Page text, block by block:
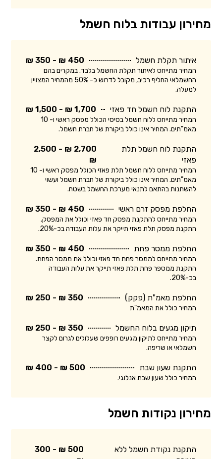
מחירון עבודות בלוח חשמל
איתור תקלת חשמל 450 ₪ - 350 ₪
המחיר מתייחס לאיתור תקלת החשמל בלבד. במקרים בהם
החשמלאי החליף רכיב, מקובל לדרוש כ- 50% מהמחיר המצויין
למעלה.
התקנת לוח חשמל חד פאזי 1,700 ₪ - 1,500 ₪
המחיר מתייחס ללוח חשמל בסיסי הכולל מפסק ראשי ו- 10
מאמ"תים. המחיר אינו כולל ביקורת של חברת חשמל.
התקנת לוח חשמל תלת
פאזי
2,700 ₪ - 2,500
₪
המחיר מתייחס ללוח חשמל תלת פאזי הכולל מפסק ראשי ו- 10
מאמ"תים. המחיר אינו כולל ביקורת של חברת חשמל ועשוי
להשתנות בהתאם לתנאי מערכת החשמל בשטח.
החלפת מפסק זרם ראשי 450 ₪ - 350 ₪
המחיר מתייחס להתקנת מפסק חד פאזי וכולל את המפסק.
התקנת מפסק תלת פאזי תייקר את עלות העבודה בכ-20%.
החלפת ממסר פחת 450 ₪ - 350 ₪
המחיר מתייחס לממסר פחת חד פאזי וכולל את ממסר הפחת.
התקנת ממספר פחת תלת פאזי תייקר את עלות העבודה
בכ-20%.
החלפת מאמ"ת (פקק) 350 ₪ - 250 ₪
המחיר כולל את המאמ"ת
תיקון מגעים בלוח החשמל 350 ₪ - 250 ₪
המחיר מתייחס לתיקון מגעים רופפים שעלולים לגרום לקצר
חשמלאי או שריפה.
התקנת שעון שבת 500 ₪ - 400 ₪
המחיר כולל שעון שבת אנלוגי.
מחירון נקודות חשמל
התקנת נקודת חשמל ללא
500 ₪ - 300